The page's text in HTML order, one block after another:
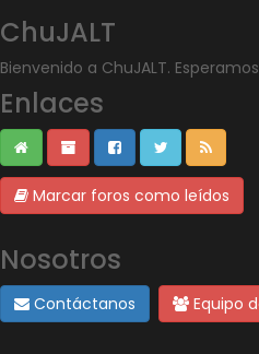
ChuJALT
Bienvenido a ChuJALT.
Enlaces
Marcar foros como leídos
Nosotros
Contáctanos Equipo